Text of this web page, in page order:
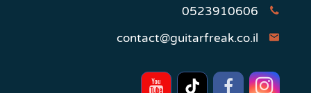
0523910606
contact@guitarfreak.co.il